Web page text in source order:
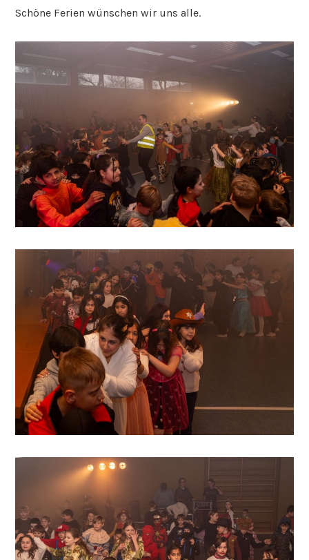
Schöne Ferien wünschen wir uns alle.